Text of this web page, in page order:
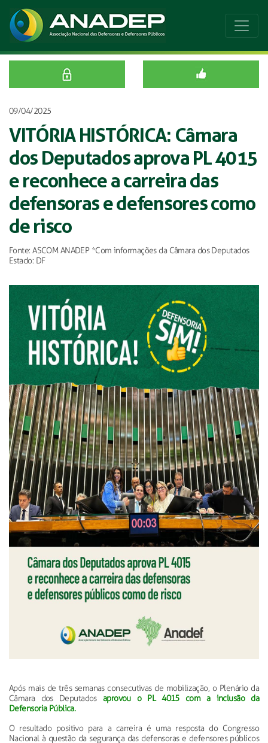
09/04/2025
VITÓRIA HISTÓRICA: Câmara
dos Deputados aprova PL 4015
e reconhece a carreira das
defensoras e defensores como
de risco
Fonte: ASCOM ANADEP *Com informações da Câmara dos Deputados
Estado: DF
Após mais de três semanas consecutivas de mobilização, o Plenário da
Câmara dos Deputados aprovou o PL 4015 com a inclusão da
Defensoria Pública.
O resultado positivo para a carreira é uma resposta do Congresso
Nacional à questão da segurança das defensoras e defensores públicos